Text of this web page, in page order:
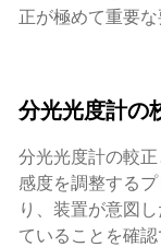
正が極めて重要な
分光光度計の
分光光度計の較
感度を調整する
り、装置が意図
ていることを確